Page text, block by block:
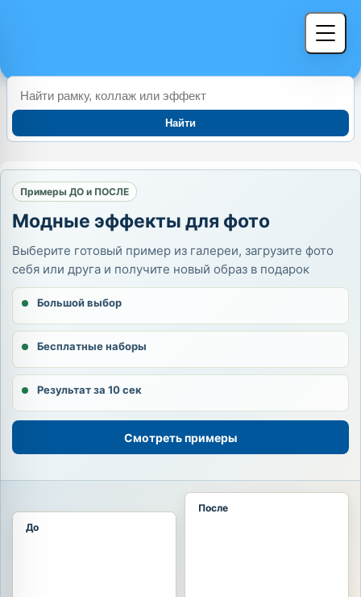
Найти
Примеры ДО и ПОСЛЕ
Модные эффекты для фото
Выберите готовый пример из галереи, загрузите фото
себя или друга и получите новый образ в подарок
Большой выбор
Бесплатные наборы
Результат за 10 сек
Смотреть примеры
До
После